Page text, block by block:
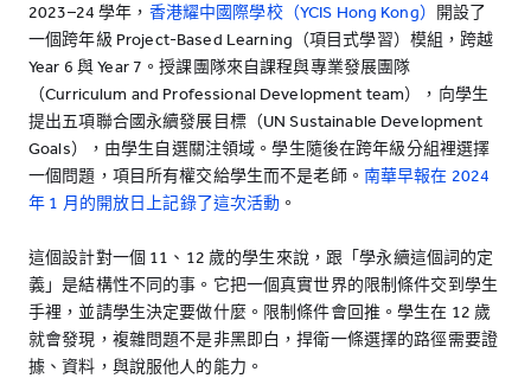
2023–24 學年， 香港耀中國際學校（YCIS Hong Kong）
開設了
一個跨年級 Project-Based Learning（項目式學習）模組，跨越
Year 6 與 Year 7。授課團隊來自課程與專業發展團隊
（Curriculum and Professional Development team），向學生
提出五項聯合國永續發展目標（UN Sustainable Development
Goals），由學生自選關注領域。學生隨後在跨年級分組裡選擇
一個問題，項目所有權交給學生而不是老師。 南華早報在 2024
年 1 月的開放日上記錄了這次活動 。
這個設計對一個 11、12 歲的學生來說，跟「學永續這個詞的定
義」是結構性不同的事。它把一個真實世界的限制條件交到學生
手裡，並請學生決定要做什麼。限制條件會回推。學生在 12 歲
就會發現，複雜問題不是非黑即白，捍衛一條選擇的路徑需要證
據、資料，與說服他人的能力。